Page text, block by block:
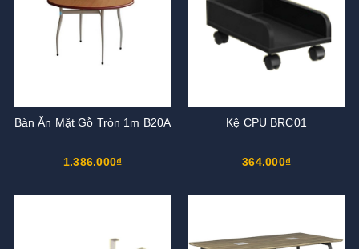
Bàn Ăn Mặt Gỗ Tròn 1m B20A
1.386.000₫
Kệ CPU BRC01
364.000₫